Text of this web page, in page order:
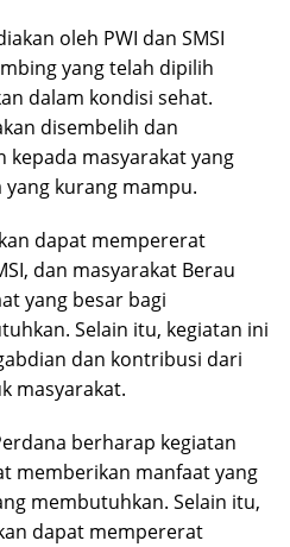
oleh PWI dan SMSI
yang telah dipilih
dalam kondisi sehat.
disembelih dan
kepada masyarakat yang
kurang mampu.
dapat mempererat
dan masyarakat Berau
yang besar bagi
Selain itu, kegiatan ini
dan kontribusi dari
masyarakat.
berharap kegiatan
memberikan manfaat yang
membutuhkan. Selain itu,
dapat mempererat